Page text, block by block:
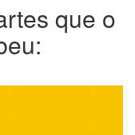
que o